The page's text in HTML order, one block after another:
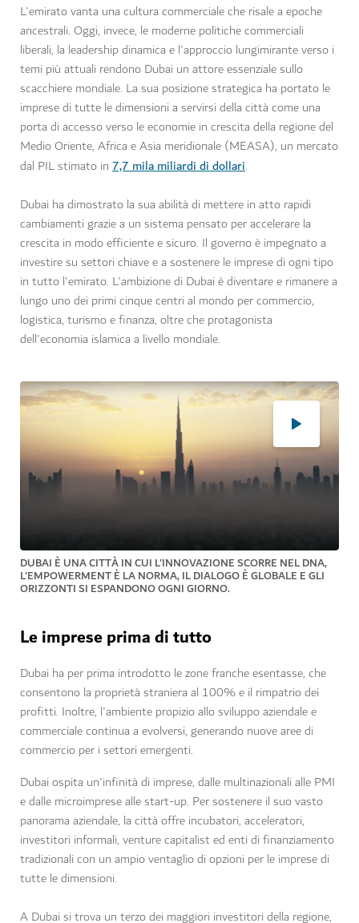
L'emirato vanta una cultura commerciale che risale a epoche
ancestrali. Oggi, invece, le moderne politiche commerciali
liberali, la leadership dinamica e l'approccio lungimirante verso i
temi più attuali rendono Dubai un attore essenziale sullo
scacchiere mondiale. La sua posizione strategica ha portato le
imprese di tutte le dimensioni a servirsi della città come una
porta di accesso verso le economie in crescita della regione del
Medio Oriente, Africa e Asia meridionale (MEASA), un mercato
dal PIL stimato in 7,7 mila miliardi di dollari.
Dubai ha dimostrato la sua abilità di mettere in atto rapidi
cambiamenti grazie a un sistema pensato per accelerare la
crescita in modo efficiente e sicuro. Il governo è impegnato a
investire su settori chiave e a sostenere le imprese di ogni tipo
in tutto l'emirato. L'ambizione di Dubai è diventare e rimanere a
lungo uno dei primi cinque centri al mondo per commercio,
logistica, turismo e finanza, oltre che protagonista
dell'economia islamica a livello mondiale.
DUBAI È UNA CITTÀ IN CUI L'INNOVAZIONE SCORRE NEL DNA,
L'EMPOWERMENT È LA NORMA, IL DIALOGO È GLOBALE E GLI
ORIZZONTI SI ESPANDONO OGNI GIORNO.
Le imprese prima di tutto
Dubai ha per prima introdotto le zone franche esentasse, che
consentono la proprietà straniera al 100% e il rimpatrio dei
profitti. Inoltre, l'ambiente propizio allo sviluppo aziendale e
commerciale continua a evolversi, generando nuove aree di
commercio per i settori emergenti.
Dubai ospita un'infinità di imprese, dalle multinazionali alle PMI
e dalle microimprese alle start-up. Per sostenere il suo vasto
panorama aziendale, la città offre incubatori, acceleratori,
investitori informali, venture capitalist ed enti di finanziamento
tradizionali con un ampio ventaglio di opzioni per le imprese di
tutte le dimensioni.
A Dubai si trova un terzo dei maggiori investitori della regione,